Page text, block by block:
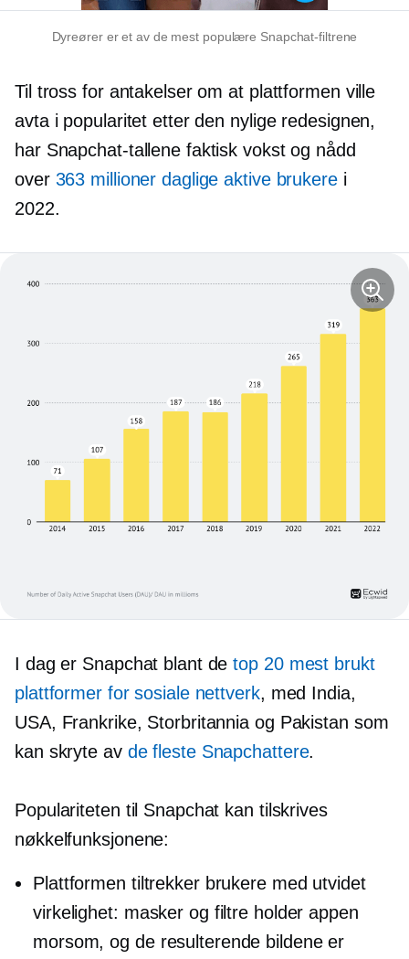
Dyreører er et av de mest populære Snapchat-filtrene
Til tross for antakelser om at plattformen ville
avta i popularitet etter den nylige redesignen,
har Snapchat-tallene faktisk vokst og nådd
over 363 millioner daglige aktive brukerei
2022.
I dag er Snapchat blant detop 20 mest brukt
plattformer for sosiale nettverk, med India,
USA, Frankrike, Storbritannia og Pakistan som
kan skryte av de fleste Snapchattere.
Populariteten til Snapchat kan tilskrives
nøkkelfunksjonene:
Plattformen tiltrekker brukere med utvidet
virkelighet: masker og filtre holder appen
morsom, og de resulterende bildene er